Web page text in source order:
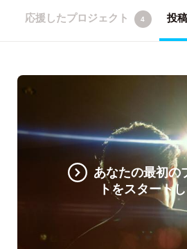
応援したプロジェクト 4 投
あなたの最初の
トをスタート